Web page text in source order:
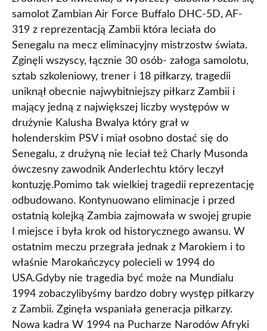
samolot Zambian Air Force Buffalo DHC-5D, AF-
319 z reprezentacją Zambii która leciała do
Senegalu na mecz eliminacyjny mistrzostw świata.
Zginęli wszyscy, łącznie 30 osób- załoga samolotu,
sztab szkoleniowy, trener i 18 piłkarzy, tragedii
uniknął obecnie najwybitniejszy piłkarz Zambii i
mający jedną z największej liczby występów w
drużynie Kalusha Bwalya który grał w
holenderskim PSV i miał osobno dostać się do
Senegalu, z drużyną nie leciał też Charly Musonda
ówczesny zawodnik Anderlechtu który leczył
kontuzję.Pomimo tak wielkiej tragedii reprezentację
odbudowano. Kontynuowano eliminacje i przed
ostatnią kolejką Zambia zajmowała w swojej grupie
I miejsce i była krok od historycznego awansu. W
ostatnim meczu przegrała jednak z Marokiem i to
właśnie Marokańczycy polecieli w 1994 do
USA.Gdyby nie tragedia być może na Mundialu
1994 zobaczylibyśmy bardzo dobry występ piłkarzy
z Zambii. Zginęła wspaniała generacja piłkarzy.
Nowa kadra W 1994 na Pucharze Narodów Afryki